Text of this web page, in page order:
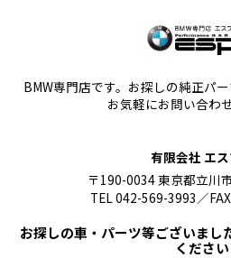
BMW専門店です。お探しの純正パ
お気軽にお問い合わ
有限会社 エス
〒190-0034 東京都立川
TEL 042-569-3993／
お探しの車・パーツ等ございまし
ください